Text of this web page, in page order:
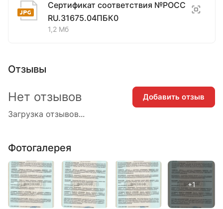
Сертификат соответствия №РОСС
RU.31675.04ПБК0
1,2 Мб
Отзывы
Загрузка отзывов...
Нет отзывов Добавить отзыв
Фотогалерея